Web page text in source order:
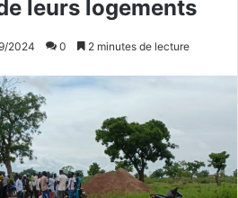
leurs logements
2024 0 2 minutes de lecture